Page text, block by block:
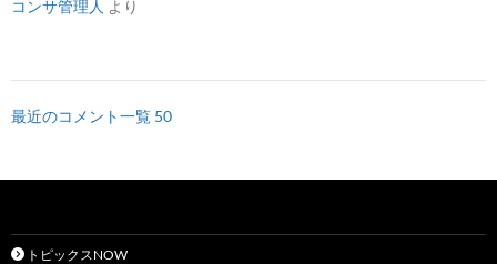
コンサ管理人 より
最近のコメント一覧 50
トピックスNOW